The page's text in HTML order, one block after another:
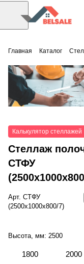
Главная Каталог
Калькулятор стеллажей
Стеллаж
СТФУ
Арт. СТФУ
(2500x1000x800/7)
Высота, мм: 2500
1800 2000